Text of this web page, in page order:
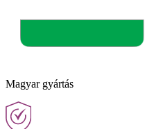
Magyar gyártás